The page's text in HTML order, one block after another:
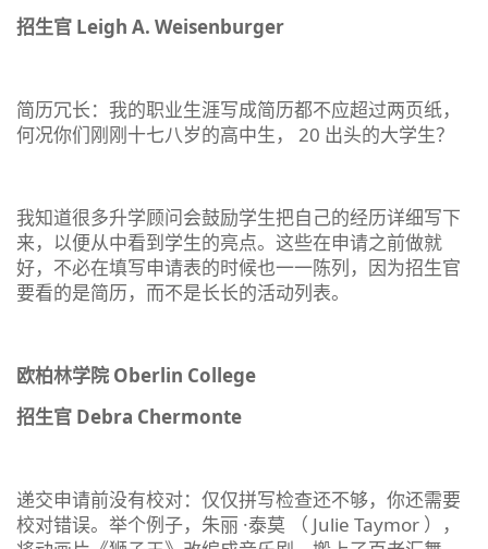
招生官 Leigh A. Weisenburger
简历冗长：我的职业生涯写成简历都不应超过两页纸，
何况你们刚刚十七八岁的高中生， 20 出头的大学生？
我知道很多升学顾问会鼓励学生把自己的经历详细写下
来，以便从中看到学生的亮点。这些在申请之前做就
好，不必在填写申请表的时候也一一陈列，因为招生官
要看的是简历，而不是长长的活动列表。
欧柏林学院 Oberlin College
招生官 Debra Chermonte
递交申请前没有校对：仅仅拼写检查还不够，你还需要
校对错误。举个例子，朱丽 ·泰莫 （ Julie Taymor ），